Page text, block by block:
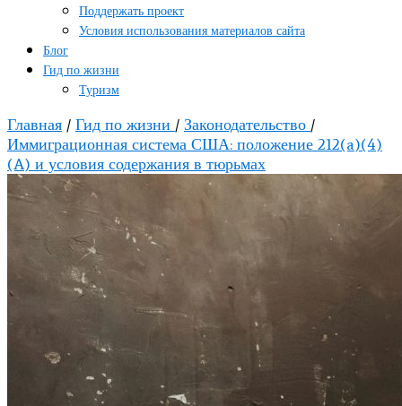
Поддержать проект
Условия использования материалов сайта
Блог
Гид по жизни
Туризм
Главная / Гид по жизни / Законодательство /
Иммиграционная система США: положение 212(a)(4)
(A) и условия содержания в тюрьмах